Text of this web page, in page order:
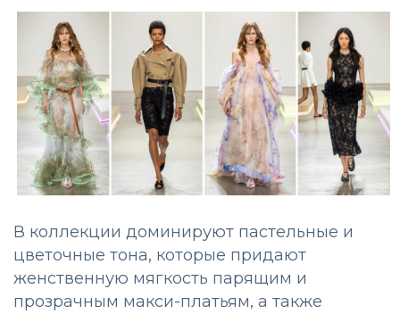
В коллекции доминируют пастельные и
цветочные тона, которые придают
женственную мягкость парящим и
прозрачным макси-платьям, а также